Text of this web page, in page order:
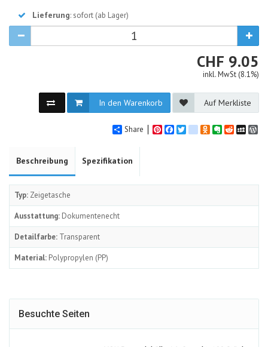
Lieferung: sofort (ab Lager)
CHF CHF
9.05
inkl. MwSt (8.1%)
In den Warenkorb Auf Merkliste
Share PinterestFacebook
Twittergoogle_bookmarks
Odnoklassniki
Evernote
Reddit
Beschreibung Spezifikation
Typ: Zeigetasche
Ausstattung: Dokumentenecht
Detailfarbe: Transparent
Material: Polypropylen (PP)
Besuchte Seiten